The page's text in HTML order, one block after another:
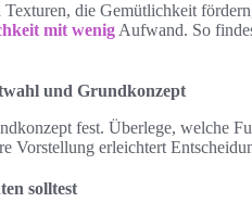
die Gemütlichkeit
mit wenig Aufwand. So
und Grundkonzept
fest. Überlege, welche
Vorstellung erleichtert
solltest